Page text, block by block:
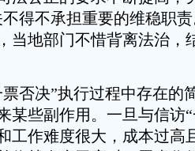
得不承担重要的维稳职
当地部门不惜背离法治，
否决”执行过程中存在的
某些副作用。一旦与信访
工作难度很大，成本过高